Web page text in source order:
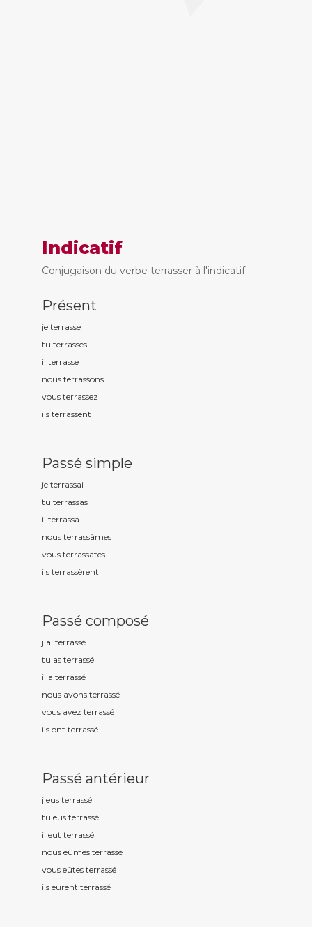
Indicatif
Conjugaison du verbe terrasser à l'indicatif ...
Présent
je terrasse
tu terrasses
il terrasse
nous terrassons
vous terrassez
ils terrassent
Passé simple
je terrassai
tu terrassas
il terrassa
nous terrassâmes
vous terrassâtes
ils terrassèrent
Passé composé
j'ai terrassé
tu as terrassé
il a terrassé
nous avons terrassé
vous avez terrassé
ils ont terrassé
Passé antérieur
j'eus terrassé
tu eus terrassé
il eut terrassé
nous eûmes terrassé
vous eûtes terrassé
ils eurent terrassé